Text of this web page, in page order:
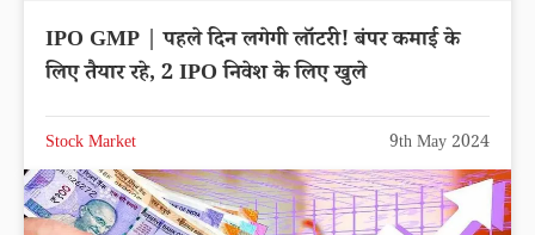
IPO GMP | पहले दिन लगेगी लॉटरी! बंपर कमाई के
लिए तैयार रहे, 2 IPO निवेश के लिए खुले
Stock Market 9th May 2024